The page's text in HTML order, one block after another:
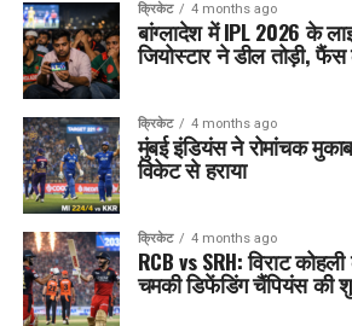
क्रिकेट 4 months ago
बांग्लादेश में IPL 2026 के
जियोस्टार ने डील तोड़ी,
क्रिकेट 4 months ago
मुंबई इंडियंस ने रोमांचक
विकेट से हराया
क्रिकेट 4 months ago
RCB vs SRH: विराट
चमकी डिफेंडिंग चैंपियंस